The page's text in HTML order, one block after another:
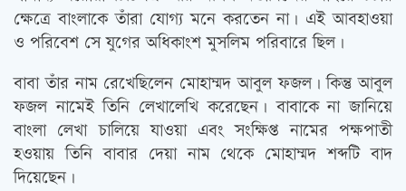
ক্ষেত্রে বাংলাকে তাঁরা যোগ্য মনে করতেন না। এই আবহাওয়া
ও পরিবেশ সে যুগের অধিকাংশ মুসলিম পরিবারে ছিল।
বাবা তাঁর নাম রেখেছিলেন মোহাম্মদ আবুল ফজল। কিন্তু আবুল
ফজল নামেই তিনি লেখালেখি করেছেন। বাবাকে না জানিয়ে
বাংলা লেখা চালিয়ে যাওয়া এবং সংক্ষিপ্ত নামের পক্ষপাতী
হওয়ায় তিনি বাবার দেয়া নাম থেকে মোহাম্মদ শব্দটি বাদ
দিয়েছেন।